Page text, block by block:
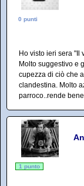
0 punti
Ho visto ieri sera "Il
Molto suggestivo e
cupezza di ciò che
clandestina. Molto
parroco..rende
1 punto